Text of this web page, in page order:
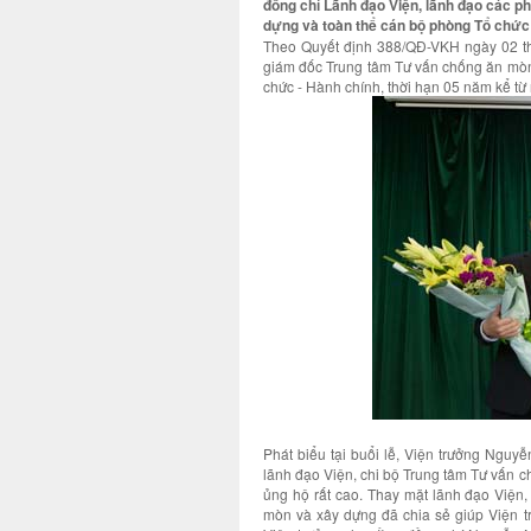
đồng chí Lãnh đạo Viện, lãnh đạo các
dựng và toàn thể cán bộ phòng Tổ
Theo Quyết định 388/QĐ-VKH ngày 02
giám đốc Trung tâm Tư vấn chống ăn
chức - Hành chính, thời hạn 05 năm kể
Phát biểu tại buổi lễ, Viện trưởng
lãnh đạo Viện, chi bộ Trung tâm Tư vấn
ủng hộ rất cao. Thay mặt lãnh đạo
mòn và xây dựng đã chia sẻ giúp Viện